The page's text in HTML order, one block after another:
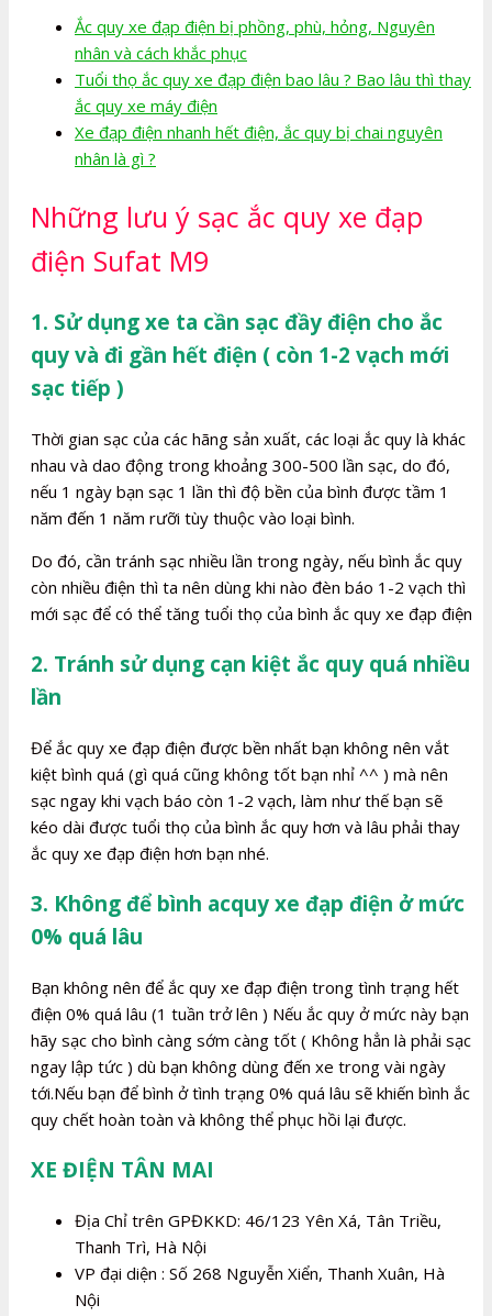
Ắc quy xe đạp điện bị phồng, phù, hỏng, Nguyên
nhân và cách khắc phục
Tuổi thọ ắc quy xe đạp điện bao lâu ? Bao lâu thì thay
ắc quy xe máy điện
Xe đạp điện nhanh hết điện, ắc quy bị chai nguyên
nhân là gì ?
Những lưu ý sạc ắc quy xe đạp
điện Sufat M9
1. Sử dụng xe ta cần sạc đầy điện cho ắc
quy và đi gần hết điện ( còn 1-2 vạch mới
sạc tiếp )
Thời gian sạc của các hãng sản xuất, các loại ắc quy là khác
nhau và dao động trong khoảng 300-500 lần sạc, do đó,
nếu 1 ngày bạn sạc 1 lần thì độ bền của bình được tầm 1
năm đến 1 năm rưỡi tùy thuộc vào loại bình.
Do đó, cần tránh sạc nhiều lần trong ngày, nếu bình ắc quy
còn nhiều điện thì ta nên dùng khi nào đèn báo 1-2 vạch thì
mới sạc để có thể tăng tuổi thọ của bình ắc quy xe đạp điện
2. Tránh sử dụng cạn kiệt ắc quy quá nhiều
lần
Để ắc quy xe đạp điện được bền nhất bạn không nên vắt
kiệt bình quá (gì quá cũng không tốt bạn nhỉ ^^ ) mà nên
sạc ngay khi vạch báo còn 1-2 vạch, làm như thế bạn sẽ
kéo dài được tuổi thọ của bình ắc quy hơn và lâu phải thay
ắc quy xe đạp điện hơn bạn nhé.
3. Không để bình acquy xe đạp điện ở mức
0% quá lâu
Bạn không nên để ắc quy xe đạp điện trong tình trạng hết
điện 0% quá lâu (1 tuần trở lên ) Nếu ắc quy ở mức này bạn
hãy sạc cho bình càng sớm càng tốt ( Không hẳn là phải sạc
ngay lập tức ) dù bạn không dùng đến xe trong vài ngày
tới.Nếu bạn để bình ở tình trạng 0% quá lâu sẽ khiến bình ắc
quy chết hoàn toàn và không thể phục hồi lại được.
XE ĐIỆN TÂN MAI
Địa Chỉ trên GPĐKKD: 46/123 Yên Xá, Tân Triều,
Thanh Trì, Hà Nội
VP đại diện : Số 268 Nguyễn Xiển, Thanh Xuân, Hà
Nội